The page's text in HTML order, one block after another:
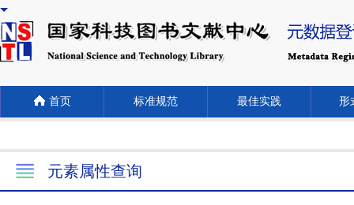
首页 标准规范 最佳实践 形
元素属性查询